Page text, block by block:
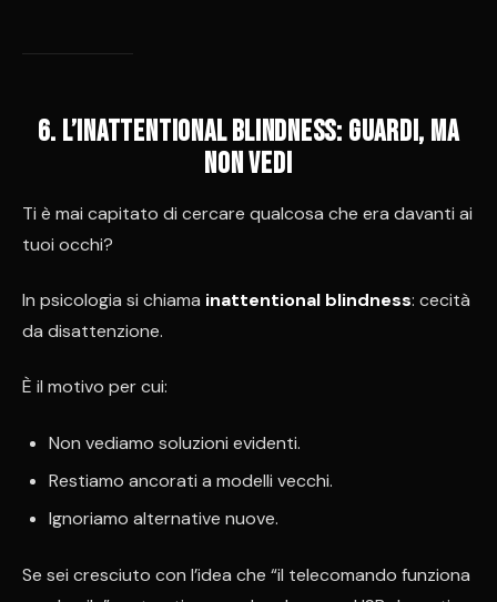
6. L’inattentional blindness: guardi, ma
non vedi
Ti è mai capitato di cercare qualcosa che era davanti ai
tuoi occhi?
In psicologia si chiama inattentional blindness: cecità
da disattenzione.
È il motivo per cui:
Non vediamo soluzioni evidenti.
Restiamo ancorati a modelli vecchi.
Ignoriamo alternative nuove.
Se sei cresciuto con l’idea che “il telecomando funziona